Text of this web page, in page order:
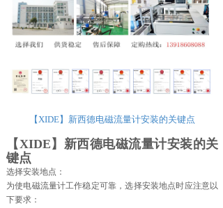
【XIDE】新西德电磁流量计安装的关键点
【XIDE】新西德电磁流量计安装的关
键点
选择安装地点：
为使电磁流量计工作稳定可靠，选择安装地点时应注意以
下要求：